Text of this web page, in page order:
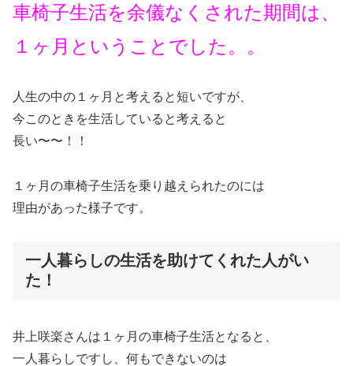
車椅子生活を余儀なくされた期間は、
１ヶ月ということでした。。
人生の中の１ヶ月と考えると短いですが、
今このときを生活していると考えると
長い〜〜！！
１ヶ月の車椅子生活を乗り越えられたのには
理由があった様子です。
一人暮らしの生活を助けてくれた人がい
た！
井上咲楽さんは１ヶ月の車椅子生活となると、
一人暮らしですし、何もできないのは